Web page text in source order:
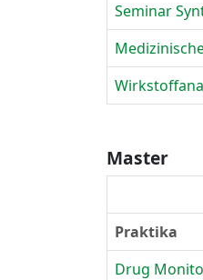
Seminar
Master
Praktika
Drug